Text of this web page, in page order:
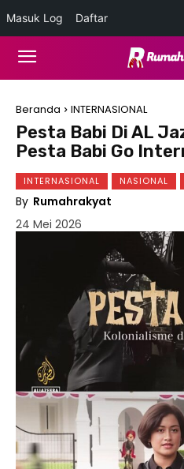
Beranda INTERNASIONAL
Pesta Babi Di AL
Pesta Babi Go
INTERNASIONAL NASIONAL
By Rumahrakyat
24 Mei 2026
Masuk Log Daftar